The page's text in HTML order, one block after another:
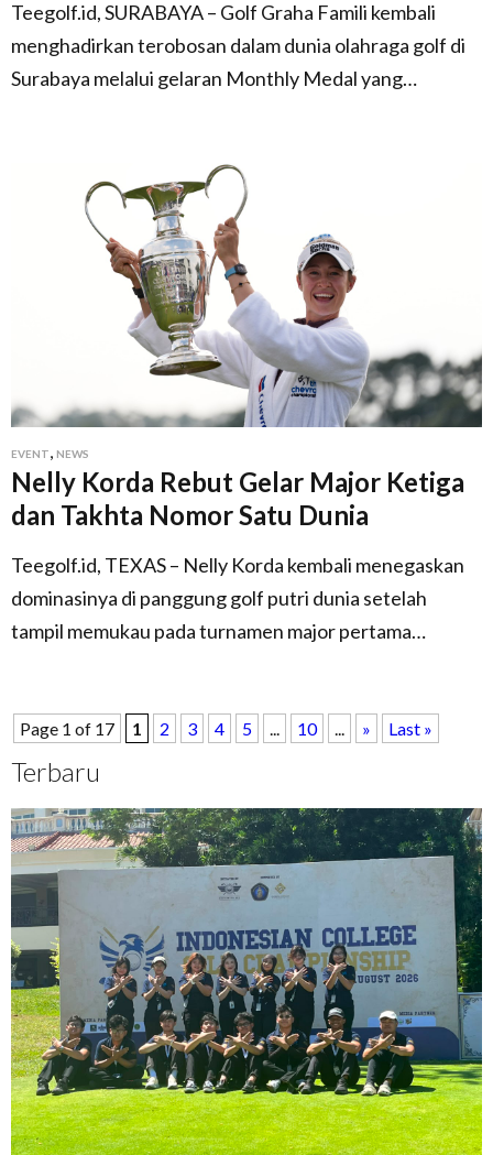
Teegolf.id, SURABAYA – Golf Graha Famili kembali
menghadirkan terobosan dalam dunia olahraga golf di
Surabaya melalui gelaran Monthly Medal yang…
EVENT, NEWS
Nelly Korda Rebut Gelar Major Ketiga
dan Takhta Nomor Satu Dunia
Teegolf.id, TEXAS – Nelly Korda kembali menegaskan
dominasinya di panggung golf putri dunia setelah
tampil memukau pada turnamen major pertama…
Page 1 of 17 1 2 3 4 5 ... 10 ... » Last »
Terbaru